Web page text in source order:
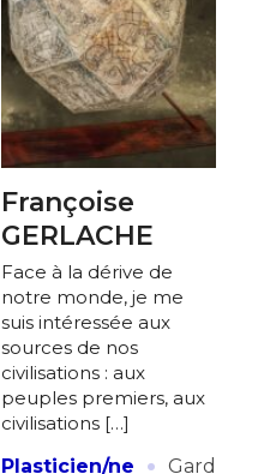
Françoise
GERLACHE
Face à la dérive de
notre monde, je me
suis intéressée aux
sources de nos
civilisations : aux
peuples premiers, aux
civilisations […]
Plasticien/ne
· Gard